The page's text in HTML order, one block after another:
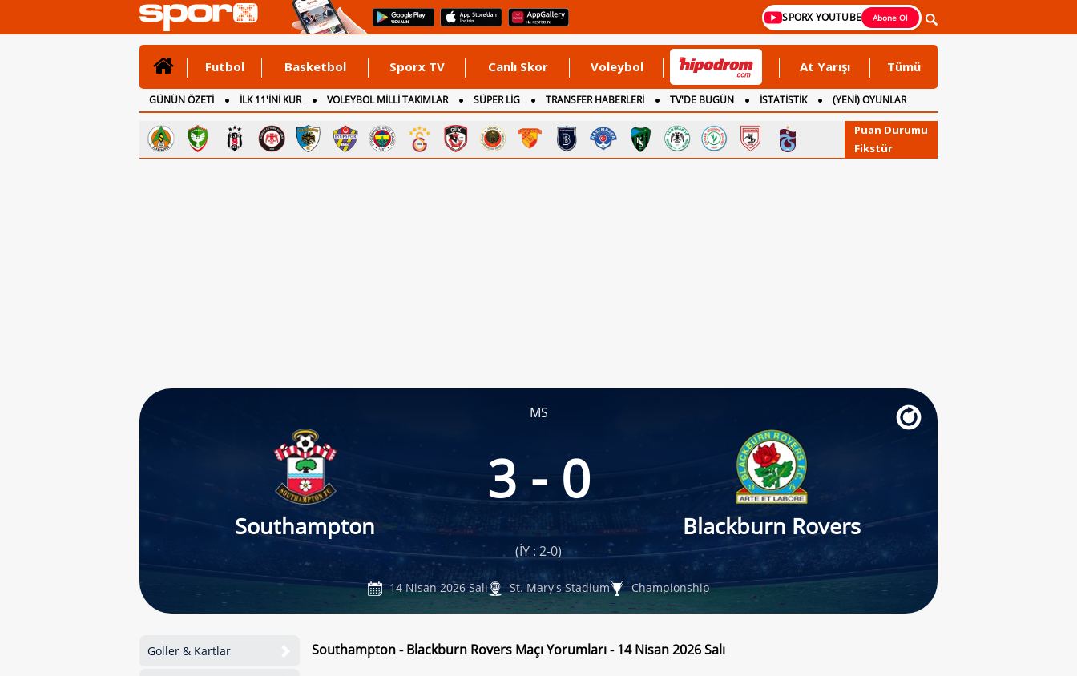
SPORX YOUTUBE Abone Ol
Futbol Basketbol Sporx TV Canlı Skor Voleybol At Yarışı Tümü
GÜNÜN ÖZETİ İLK 11'İNİ KUR VOLEYBOL MİLLİ TAKIMLAR SÜPER LİG TRANSFER HABERLERİ TV'DE BUGÜN İSTATİSTİK
(YENİ) OYUNLAR
CANLI ANLATIM
İNGİLTERE
Puan Durumu
Fikstür
MS
Southampton
3 - 0
Blackburn Rovers
(İY : 2-0)
14 Nisan 2026 Salı St. Mary's Stadium Championship
Goller & Kartlar Southampton - Blackburn Rovers Maçı Yorumları - 14 Nisan 2026 Salı